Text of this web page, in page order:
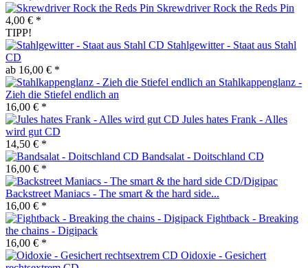
Skrewdriver Rock the Reds Pin
4,00 € *
TIPP!
Stahlgewitter - Staat aus Stahl
CD
ab 16,00 € *
Stahlkappenglanz -
Zieh die Stiefel endlich an
16,00 € *
Jules hates Frank - Alles
wird gut CD
14,50 € *
Bandsalat - Doitschland CD
16,00 € *
Backstreet Maniacs - The smart & the hard side...
16,00 € *
Fightback - Breaking
the chains - Digipack
16,00 € *
Oidoxie - Gesichert